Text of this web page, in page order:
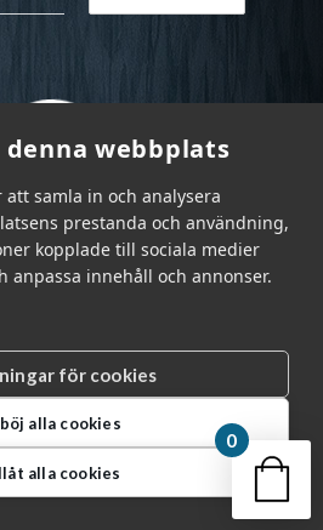
denna webbplats
att samla in och analysera
prestanda och användning,
kopplade till sociala medier
anpassa innehåll och annonser.
för cookies
alla cookies
alla cookies
AB © 2026 |
|
031 - 92 94 92
Din
0